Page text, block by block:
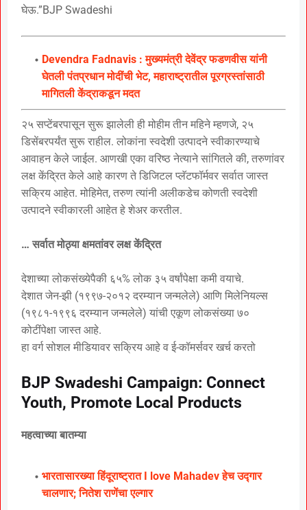
घेऊ.”BJP Swadeshi
Devendra Fadnavis : मुख्यमंत्री देवेंद्र फडणवीस यांनी
घेतली पंतप्रधान मोदींची भेट, महाराष्ट्रातील पूरग्रस्तांसाठी
मागितली केंद्राकडून मदत
२५ सप्टेंबरपासून सुरू झालेली ही मोहीम तीन महिने म्हणजे, २५
डिसेंबरपर्यंत सुरू राहील. लोकांना स्वदेशी उत्पादने स्वीकारण्याचे
आवाहन केले जाईल. आणखी एका वरिष्ठ नेत्याने सांगितले की, तरुणांवर
लक्ष केंद्रित केले आहे कारण ते डिजिटल प्लॅटफॉर्मवर सर्वात जास्त
सक्रिय आहेत. मोहिमेत, तरुण त्यांनी अलीकडेच कोणती स्वदेशी
उत्पादने स्वीकारली आहेत हे शेअर करतील.
… सर्वात मोठ्या क्षमतांवर लक्ष केंद्रित
देशाच्या लोकसंख्येपैकी ६५% लोक ३५ वर्षांपेक्षा कमी वयाचे.
देशात जेन-झी (१९९७-२०१२ दरम्यान जन्मलेले) आणि मिलेनियल्स
(१९८१-१९९६ दरम्यान जन्मलेले) यांची एकूण लोकसंख्या ७०
कोटींपेक्षा जास्त आहे.
हा वर्ग सोशल मीडियावर सक्रिय आहे व ई-कॉमर्सवर खर्च करतो
BJP Swadeshi Campaign: Connect
Youth, Promote Local Products
महत्वाच्या बातम्या
भारतासारख्या हिंदूराष्ट्रात I love Mahadev हेच उद्गार
चालणार; नितेश राणेंचा एल्गार